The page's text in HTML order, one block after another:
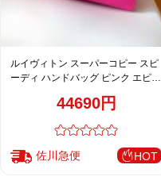
ルイヴィトン スーパーコピー スピ
ーディ ハンドバッグ ピンク エピレ
金具 M2946644690円
佐川急便 HOT